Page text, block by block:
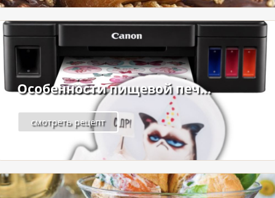
Особенности пищевой печ...
смотреть рецепт